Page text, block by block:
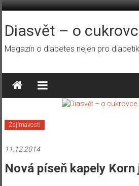
Přeskočit
obsah
Diasvět – o
Magazín o diabetes nejen pro
Zajímavosti
11.12.2014
Nová píseň kapely